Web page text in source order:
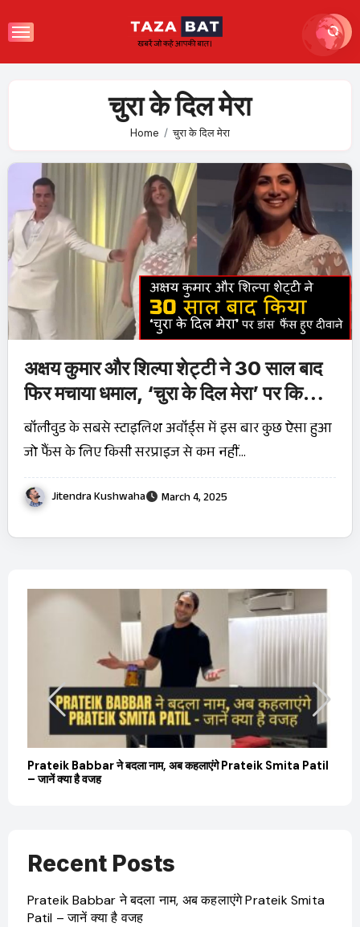
to
चुरा के दिल मेरा
Home चुरा के दिल मेरा
अक्षय कुमार और शिल्पा शेट्टी ने 30 साल बाद
फिर मचाया धमाल, ‘चुरा के दिल मेरा’ पर किया
जबरदस्त डांस
बॉलीवुड के सबसे स्टाइलिश अवॉर्ड्स में इस बार कुछ ऐसा हुआ
जो फैंस के लिए किसी सरप्राइज से कम नहीं…
Jitendra Kushwaha March 4, 2025
Prateik Babbar ने बदला नाम, अब कहलाएंगे Prateik Smita Patil
– जानें क्या है वजह
Recent Posts
Prateik Babbar ने बदला नाम, अब कहलाएंगे Prateik Smita
Patil – जानें क्या है वजह